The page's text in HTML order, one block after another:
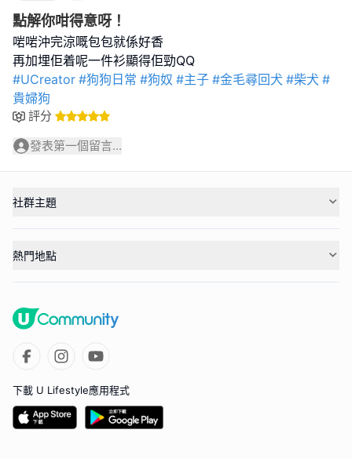
點解你咁得意呀！
啱啱沖完涼嘅包包就係好香
#UCreator #狗狗日常 #狗奴 #主子 #金毛尋回犬 #柴犬 #
貴婦狗
評分
發表第一個留言...
社群主題
熱門地點
下載 U Lifestyle應用程式